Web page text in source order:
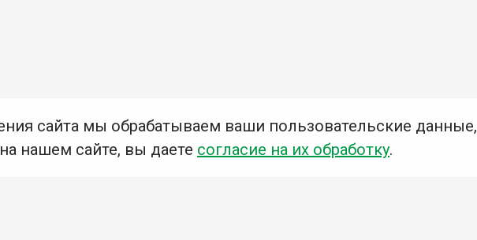
сайта мы обрабатываем ваши пользовательские данные,
нашем сайте, вы даете согласие на их обработку.